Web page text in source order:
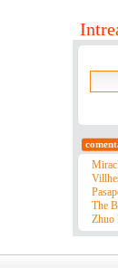
The
Zhuo